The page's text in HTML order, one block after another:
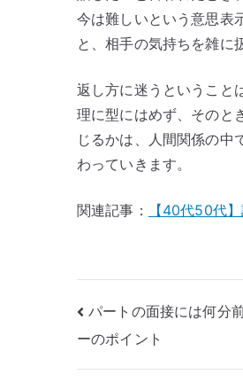
今は難しいという意思表
と、相手の気持ちを雑に
返し方に迷うということ
理に型にはめず、そのと
じるかは、人間関係の中
わっていきます。
関連記事： 【40代50代
投
稿
パートの面接には何分
ーのポイント